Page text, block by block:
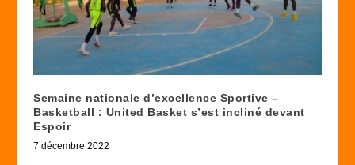
Semaine nationale d’excellence Sportive –
Basketball : United Basket s’est incliné devant
Espoir
7 décembre 2022